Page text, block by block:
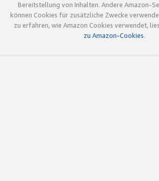
Bereitstellung von Inhalten. Andere Amazon-
können Cookies für zusätzliche Zwecke
zu erfahren, wie Amazon Cookies verwendet,
zu Amazon-Cookies.